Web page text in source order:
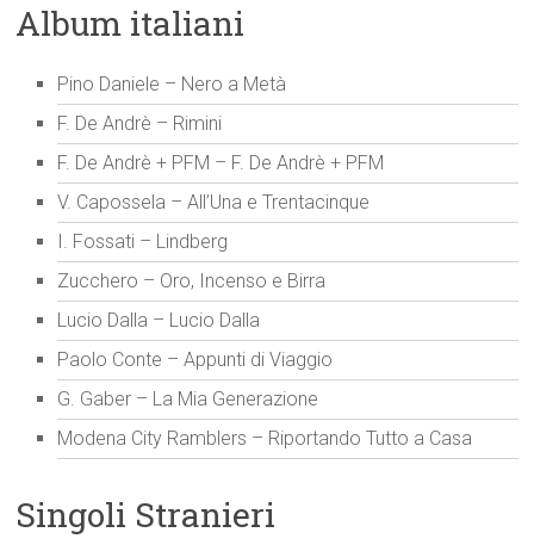
Album italiani
Pino Daniele – Nero a Metà
F. De Andrè – Rimini
F. De Andrè + PFM – F. De Andrè + PFM
V. Capossela – All’Una e Trentacinque
I. Fossati – Lindberg
Zucchero – Oro, Incenso e Birra
Lucio Dalla – Lucio Dalla
Paolo Conte – Appunti di Viaggio
G. Gaber – La Mia Generazione
Modena City Ramblers – Riportando Tutto a Casa
Singoli Stranieri